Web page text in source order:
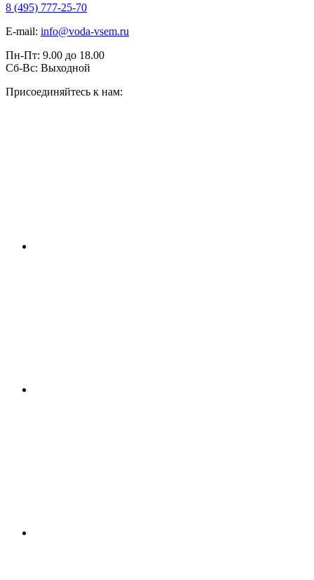
8 (495) 777-25-70
E-mail: info@voda-vsem.ru
Пн-Пт: 9.00 до 18.00
Сб-Вс: Выходной
Присоединяйтесь к нам: